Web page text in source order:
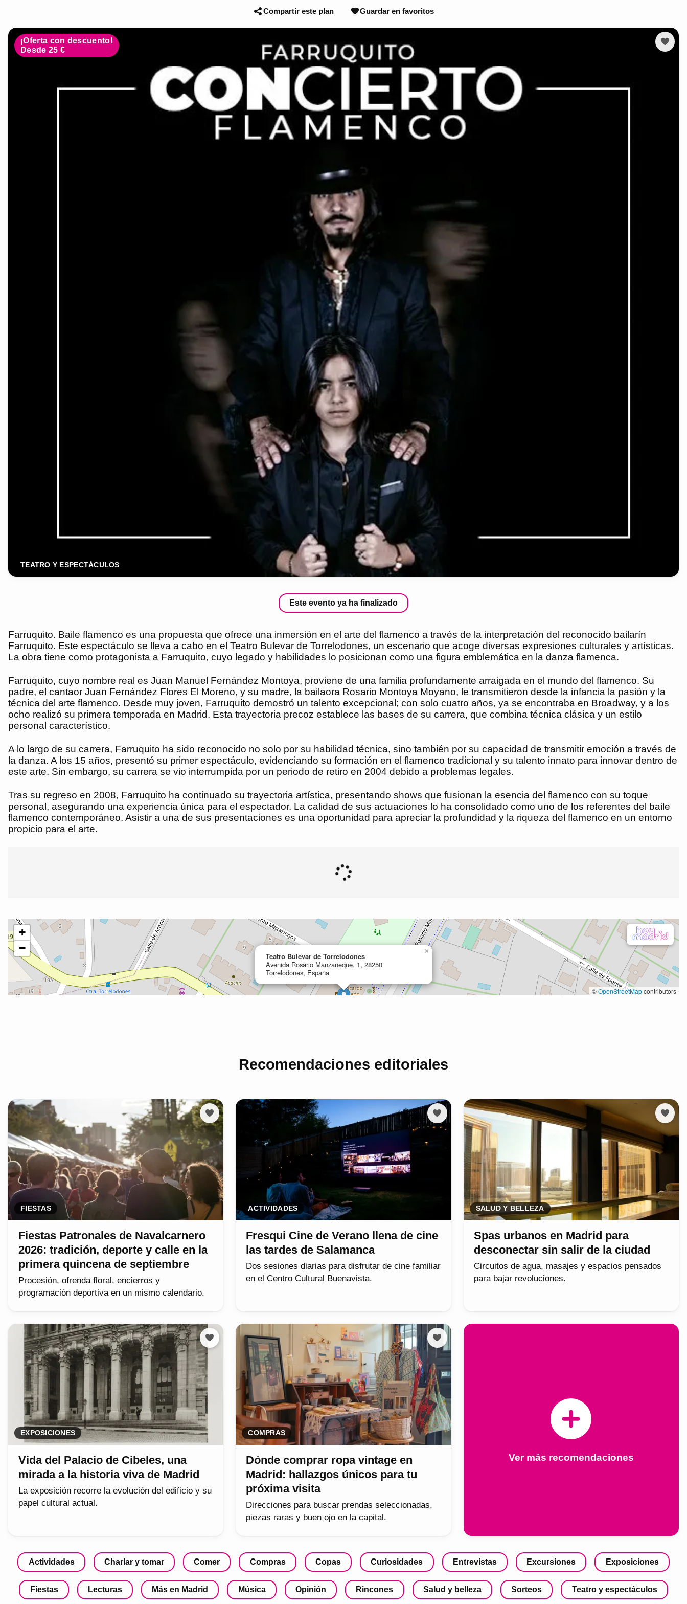
Compartir este plan Guardar en favoritos
¡Oferta con descuento!
Desde 25 €
TEATRO Y ESPECTÁCULOS
Este evento ya ha finalizado
Farruquito. Baile flamenco es una propuesta que ofrece una inmersión en el arte del flamenco a través de la interpretación del reconocido bailarín
Farruquito. Este espectáculo se lleva a cabo en el Teatro Bulevar de Torrelodones, un escenario que acoge diversas expresiones culturales y artísticas.
La obra tiene como protagonista a Farruquito, cuyo legado y habilidades lo posicionan como una figura emblemática en la danza flamenca.
Farruquito, cuyo nombre real es Juan Manuel Fernández Montoya, proviene de una familia profundamente arraigada en el mundo del flamenco. Su
padre, el cantaor Juan Fernández Flores El Moreno, y su madre, la bailaora Rosario Montoya Moyano, le transmitieron desde la infancia la pasión y la
técnica del arte flamenco. Desde muy joven, Farruquito demostró un talento excepcional; con solo cuatro años, ya se encontraba en Broadway, y a los
ocho realizó su primera temporada en Madrid. Esta trayectoria precoz establece las bases de su carrera, que combina técnica clásica y un estilo
personal característico.
A lo largo de su carrera, Farruquito ha sido reconocido no solo por su habilidad técnica, sino también por su capacidad de transmitir emoción a través de
la danza. A los 15 años, presentó su primer espectáculo, evidenciando su formación en el flamenco tradicional y su talento innato para innovar dentro de
este arte. Sin embargo, su carrera se vio interrumpida por un periodo de retiro en 2004 debido a problemas legales.
Tras su regreso en 2008, Farruquito ha continuado su trayectoria artística, presentando shows que fusionan la esencia del flamenco con su toque
personal, asegurando una experiencia única para el espectador. La calidad de sus actuaciones lo ha consolidado como uno de los referentes del baile
flamenco contemporáneo. Asistir a una de sus presentaciones es una oportunidad para apreciar la profundidad y la riqueza del flamenco en un entorno
propicio para el arte.
Recomendaciones editoriales
FIESTAS
Fiestas Patronales de Navalcarnero
2026: tradición, deporte y calle en la
primera quincena de septiembre
Procesión, ofrenda floral, encierros y
programación deportiva en un mismo calendario.
ACTIVIDADES
Fresqui Cine de Verano llena de cine
las tardes de Salamanca
Dos sesiones diarias para disfrutar de cine familiar
en el Centro Cultural Buenavista.
SALUD Y BELLEZA
Spas urbanos en Madrid para
desconectar sin salir de la ciudad
Circuitos de agua, masajes y espacios pensados
para bajar revoluciones.
EXPOSICIONES
Vida del Palacio de Cibeles, una
mirada a la historia viva de Madrid
La exposición recorre la evolución del edificio y su
papel cultural actual.
COMPRAS
Dónde comprar ropa vintage en
Madrid: hallazgos únicos para tu
próxima visita
Direcciones para buscar prendas seleccionadas,
piezas raras y buen ojo en la capital.
Ver más recomendaciones
Actividades Charlar y tomar Comer Compras Copas Curiosidades Entrevistas Excursiones Exposiciones
Fiestas Lecturas Más en Madrid Música Opinión Rincones Salud y belleza Sorteos Teatro y espectáculos